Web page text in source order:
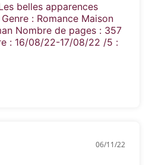
belles apparences
: Romance Maison
Nombre de pages : 357
: 16/08/22-17/08/22 /5 :
06/11/22